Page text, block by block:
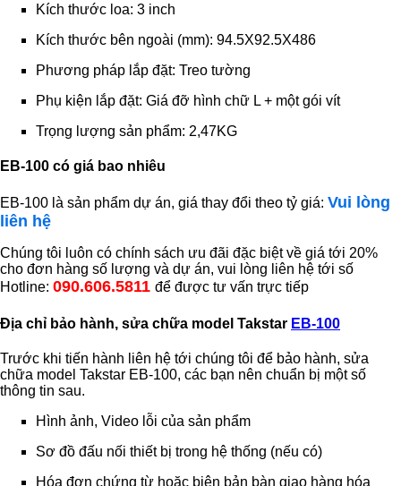
Kích thước loa: 3 inch
Kích thước bên ngoài (mm): 94.5X92.5X486
Phương pháp lắp đặt: Treo tường
Phụ kiện lắp đặt: Giá đỡ hình chữ L + một gói vít
Trọng lượng sản phẩm: 2,47KG
EB-100 có giá bao nhiêu
EB-100 là sản phẩm dự án, giá thay đổi theo tỷ giá: Vui lòng
liên hệ
Chúng tôi luôn có chính sách ưu đãi đặc biệt về giá tới 20%
cho đơn hàng số lượng và dự án, vui lòng liên hệ tới số
Hotline: 090.606.5811 để được tư vấn trực tiếp
Địa chỉ bảo hành, sửa chữa model Takstar EB-100
Trước khi tiến hành liên hệ tới chúng tôi để bảo hành, sửa
chữa model Takstar EB-100, các bạn nên chuẩn bị một số
thông tin sau.
Hình ảnh, Video lỗi của sản phẩm
Sơ đồ đấu nối thiết bị trong hệ thống (nếu có)
Hóa đơn chứng từ hoặc biên bản bàn giao hàng hóa